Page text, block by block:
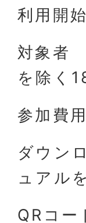
利用開
対象者
を除く
参加費
ダウン
ュアル
QRコー